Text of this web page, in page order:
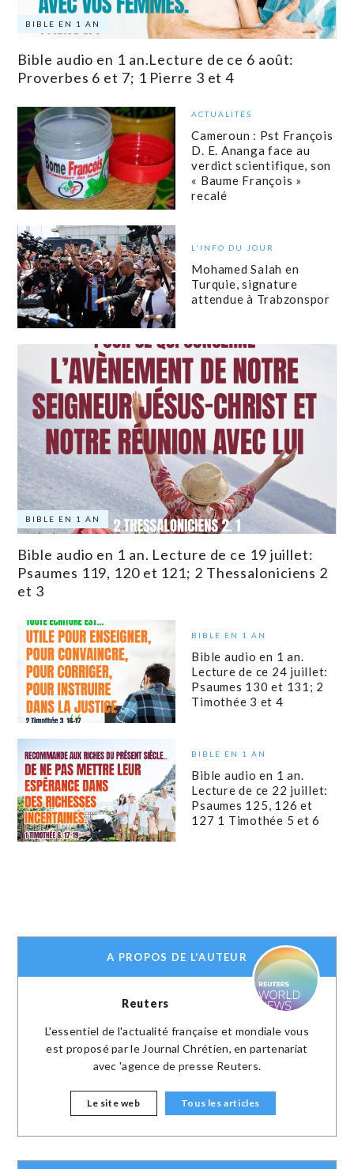
BIBLE EN 1 AN
Bible audio en 1 an.Lecture de ce 6 août:
Proverbes 6 et 7; 1 Pierre 3 et 4
ACTUALITÉS
Cameroun : Pst François
D. E. Ananga face au
verdict scientifique, son
« Baume François »
recalé
L'INFO DU JOUR
Mohamed Salah en
Turquie, signature
attendue à Trabzonspor
BIBLE EN 1 AN
Bible audio en 1 an. Lecture de ce 19 juillet:
Psaumes 119, 120 et 121; 2 Thessaloniciens 2
et 3
BIBLE EN 1 AN
Bible audio en 1 an.
Lecture de ce 24 juillet:
Psaumes 130 et 131; 2
Timothée 3 et 4
BIBLE EN 1 AN
Bible audio en 1 an.
Lecture de ce 22 juillet:
Psaumes 125, 126 et
127 1 Timothée 5 et 6
A PROPOS DE L'AUTEUR
Reuters
L'essentiel de l'actualité française et mondiale vous
est proposé par le Journal Chrétien, en partenariat
avec 'agence de presse Reuters.
Le site web Tous les articles